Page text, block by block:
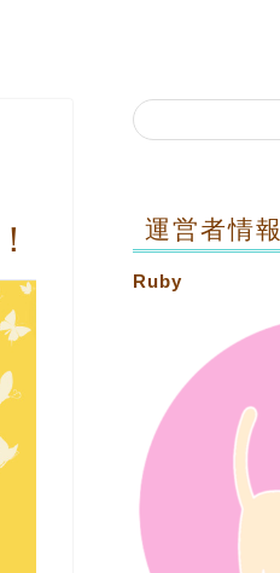
運営者情報
Ruby